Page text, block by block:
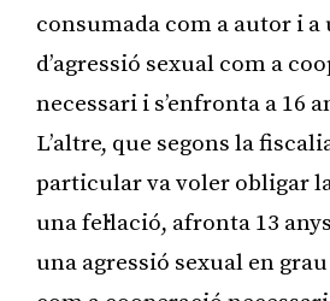
consumada com a autor i
d’agressió sexual com a
necessari i s’enfronta a 16
L’altre, que segons la
particular va voler obligar
una fel·lació, afronta 13
una agressió sexual en